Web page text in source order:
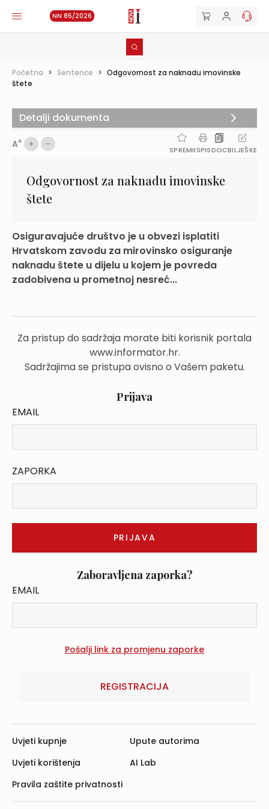
NN 85/2026
Početna > Sentence > Odgovornost za naknadu imovinske
štete
AA
SPREMIISPISDOCBILJEŠKE
Odgovornost za naknadu imovinske
štete
Osiguravajuće društvo je u obvezi isplatiti
Hrvatskom zavodu za mirovinsko osiguranje
naknadu štete u dijelu u kojem je povreda
zadobivena u prometnoj nesreć...
Za pristup do sadržaja morate biti korisnik portala
www.informator.hr.
Sadržajima se pristupa ovisno o Vašem paketu.
Prijava
EMAIL
ZAPORKA
Zaboravljena zaporka?
EMAIL
REGISTRACIJA
Detalji dokumenta
Uvjeti kupnje
Uvjeti korištenja
Pravila zaštite privatnosti
Upute autorima
AI Lab